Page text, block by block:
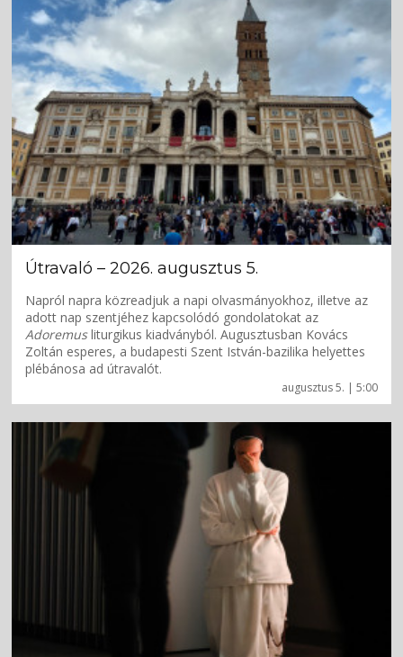
augusztus 5. | 5:00
Útravaló – 2026. augusztus 5.
Napról napra közreadjuk a napi olvasmányokhoz, illetve az
adott nap szentjéhez kapcsolódó gondolatokat az
Adoremusliturgikus kiadványból. Augusztusban Kovács
Zoltán esperes, a budapesti Szent István-bazilika helyettes
plébánosa ad útravalót.